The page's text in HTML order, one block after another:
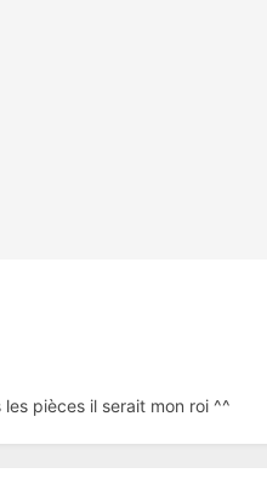
pièces il serait mon roi ^^